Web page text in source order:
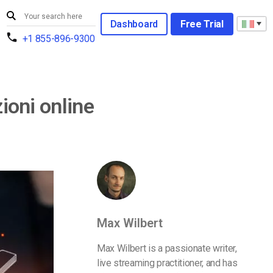
+1 855-896-9300
Dashboard Free Trial
online
Max Wilbert
Max Wilbert is a passionate writer,
live streaming practitioner, and has